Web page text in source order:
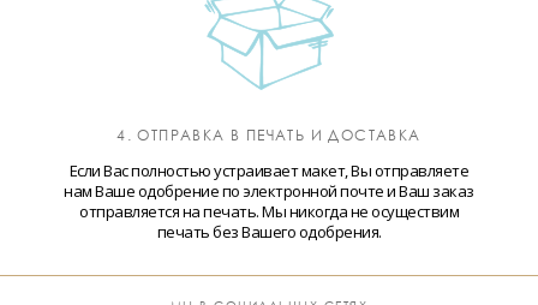
4. ОТПРАВКА В ПЕЧАТЬ И ДОСТАВКА
Если Вас полностью устраивает макет, Вы отправляете
нам Ваше одобрение по электронной почте и Ваш заказ
отправляется на печать. Мы никогда не осуществим
печать без Вашего одобрения.